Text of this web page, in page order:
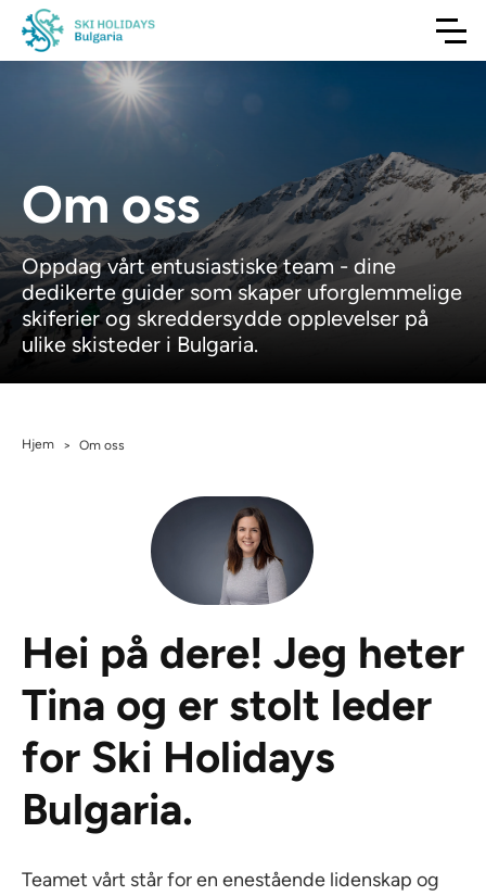
Om oss
Oppdag vårt entusiastiske team - dine
dedikerte guider som skaper uforglemmelige
skiferier og skreddersydde opplevelser på
ulike skisteder i Bulgaria.
Hjem > Om oss
Hei på dere! Jeg heter
Tina og er stolt leder
for Ski Holidays
Bulgaria.
Teamet vårt står for en enestående lidenskap og